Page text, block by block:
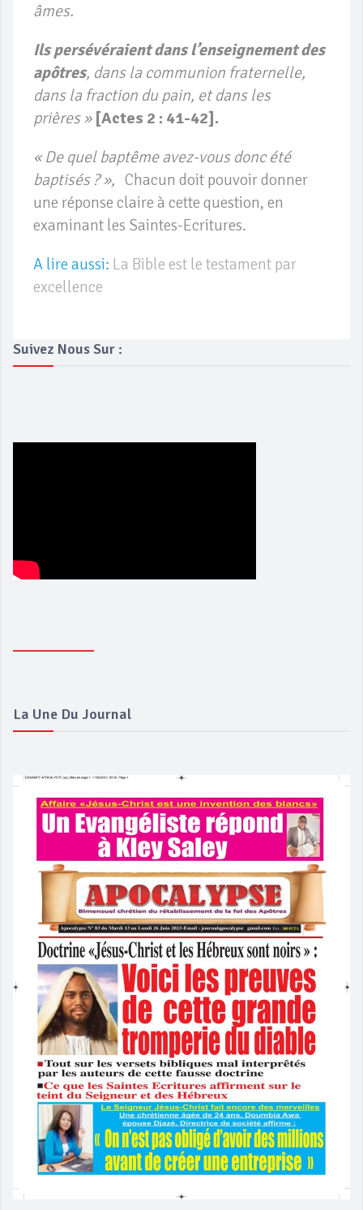
âmes.
Ils persévéraient dans l’enseignement des
apôtres, dans la communion fraternelle,
dans la fraction du pain, et dans les
prières »[Actes 2 : 41-42].
« De quel baptême avez-vous donc été
baptisés ? », Chacun doit pouvoir donner
une réponse claire à cette question, en
examinant les Saintes-Ecritures.
A lire aussi: La Bible est le testament par
excellence
Suivez Nous Sur :
La Une Du Journal